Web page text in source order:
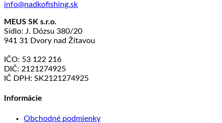
info@nadkofishing.sk
MEUS SK s.r.o.
Sídlo: J. Dózsu 380/20
941 31 Dvory nad Žitavou
IČO: 53 122 216
DIČ: 2121274925
IČ DPH: SK2121274925
Informácie
Obchodné podmienky